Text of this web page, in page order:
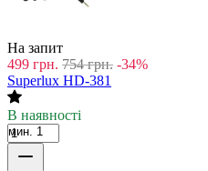
На запит
499 грн. 754 грн. -34%
Superlux HD-381
В наявності
мин. 1